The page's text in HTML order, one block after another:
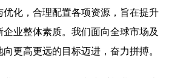
优化，合理配置各项资源，旨在提升
业整体素质。我们面向全球市场及
更高更远的目标迈进，奋力拼搏。